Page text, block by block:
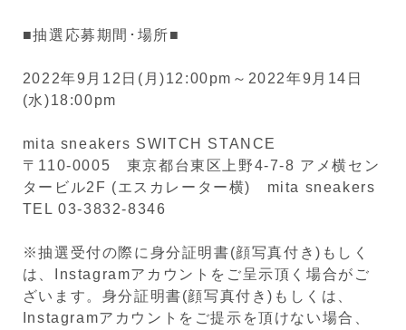
■抽選応募期間･場所■
2022年9 月12 日 ( 月)12:00pm ～ 2022年9 月 14 日
(水)18:00pm
mita sneakers SWITCH STANCE
〒110-0005 東京都台東区上野4-7-8 アメ横セン
タービル2F (エスカレーター横) mita sneakers
TEL 03-3832-8346
※抽選受付の際に身分証明書(顔写真付き)もしく
は、Instagramアカウントをご呈示頂く場合がご
ざいます。身分証明書(顔写真付き)もしくは、
Instagramアカウントをご提示を頂けない場合、